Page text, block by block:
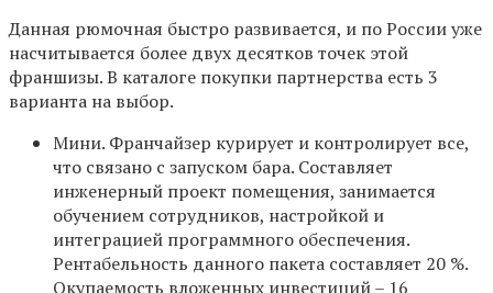
Данная рюмочная быстро развивается, и по России уже
насчитывается более двух десятков точек этой
франшизы. В каталоге покупки партнерства есть 3
варианта на выбор.
Мини. Франчайзер курирует и контролирует все,
что связано с запуском бара. Составляет
инженерный проект помещения, занимается
обучением сотрудников, настройкой и
интеграцией программного обеспечения.
Рентабельность данного пакета составляет 20 %.
Окупаемость вложенных инвестиций – 16